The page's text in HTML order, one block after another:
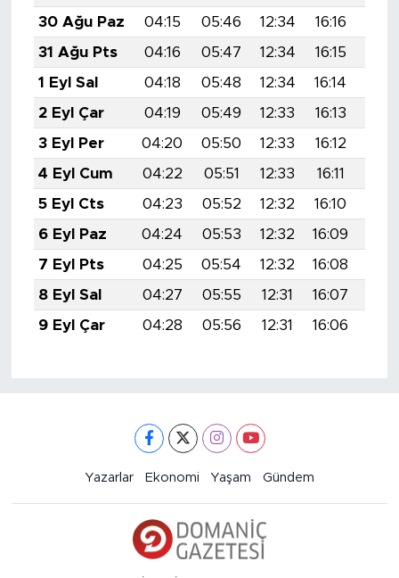
30 Ağu Paz
04:15 05:46 12:34 16:16
31 Ağu Pts
04:16 05:47 12:34 16:15
1 Eyl Sal
04:18 05:48 12:34 16:14
2 Eyl Çar
04:19 05:49 12:33 16:13
3 Eyl Per
04:20 05:50 12:33 16:12
4 Eyl Cum
04:22 05:51 12:33 16:11
5 Eyl Cts
04:23 05:52 12:32 16:10
6 Eyl Paz
04:24 05:53 12:32 16:09
7 Eyl Pts
04:25 05:54 12:32 16:08
8 Eyl Sal
04:27 05:55 12:31 16:07
9 Eyl Çar
04:28 05:56 12:31 16:06
Yazarlar Ekonomi Yaşam Gündem